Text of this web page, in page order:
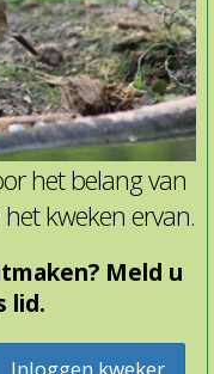
het belang van
kweken ervan.
Meld u
lid.